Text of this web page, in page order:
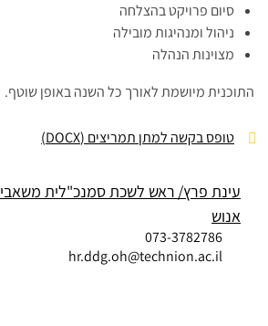
סיום פרויקט בהצלחה
ניהול ומנהיגות מובילה
מצוינות הנהלה
התוכנית מיושמת לאורך כל השנה באופן שוטף.
טופס בקשה למתן תמריצים (DOCX)
עינת פרץ ראש לשכת סמנכ"לית משאבי
אנוש
073-3782786
hr.ddg.oh@technion.ac.il